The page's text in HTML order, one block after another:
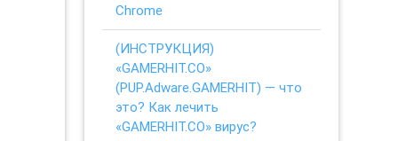
Chrome
(ИНСТРУКЦИЯ)
«GAMERHIT.CO»
(PUP.Adware.GAMERHIT) — что
это? Как лечить
«GAMERHIT.CO» вирус?